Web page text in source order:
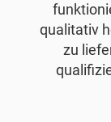
qualitativ
zu